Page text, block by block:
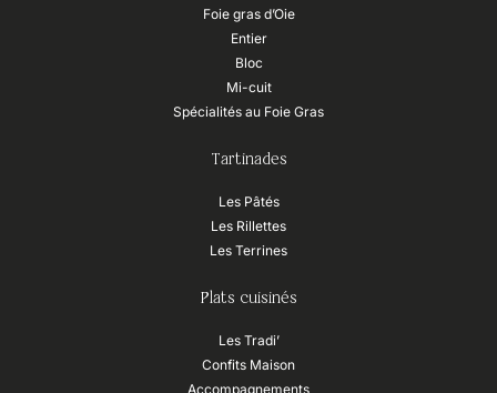
Foie gras d’Oie
Entier
Bloc
Mi-cuit
Spécialités au Foie Gras
Tartinades
Les Pâtés
Les Rillettes
Les Terrines
Plats cuisinés
Les Tradi’
Confits Maison
Accompagnements